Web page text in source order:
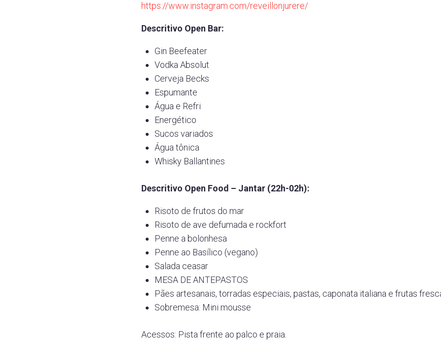
https://www.instagram.com/reveillonjurere/
Descritivo Open Bar:
Gin Beefeater
Vodka Absolut
Cerveja Becks
Espumante
Água e Refri
Energético
Sucos variados
Água tônica
Whisky Ballantines
Descritivo Open Food – Jantar (22h-02h):
Risoto de frutos do mar
Risoto de ave defumada e rockfort
Penne a bolonhesa
Penne ao Basílico (vegano)
Salada ceasar
MESA DE ANTEPASTOS
Pães artesanais, torradas especiais, pastas, caponata italiana e frutas
Sobremesa: Mini mousse
Acessos: Pista frente ao palco e praia.